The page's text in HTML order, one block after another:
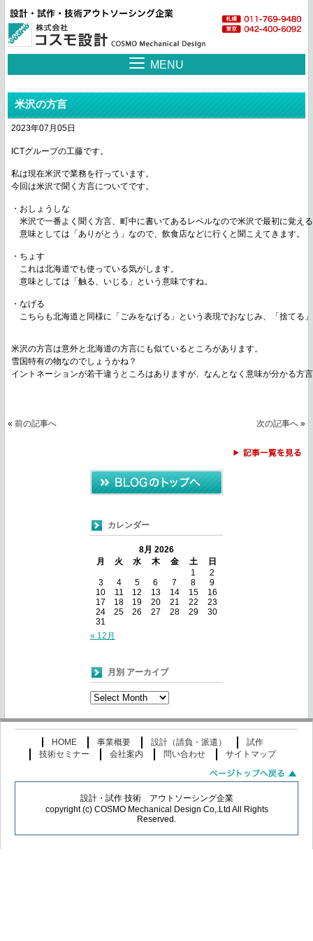
MENU
米沢の方言
2023年07月05日
ICTグループの工藤です。
私は現在米沢で業務を行っています。
今回は米沢で聞く方言についてです。
・おしょうしな
米沢で一番よく聞く方言、町中に書いてあるレベルなので米沢で最初に覚え
意味としては「ありがとう」なので、飲食店などに行くと聞こえてきます。
・ちょす
これは北海道でも使っている気がします。
意味としては「触る、いじる」という意味ですね。
・なげる
こちらも北海道と同様に「ごみをなげる」という表現でおなじみ、「捨てる
米沢の方言は意外と北海道の方言にも似ているところがあります。
雪国特有の物なのでしょうかね？
イントネーションが若干違うところはありますが、なんとなく意味が分かる方
«前の記事へ 次の記事へ»
カレンダー
8月 2026
月
火 水 木 金 土
日
1
2
3
4 5 6 7 8
9
10
11 12 13 14 15
16
17
18 19 20 21 22
23
24
25 26 27 28 29
30
31
« 12月
月別 アーカイブ
月
別
ア
ー
カ
HOME 事業概要 設計（請負・派遣）
試作
技術セミナー
会社案内 問い合わせ サイトマップ
設計・試作 技術 アウトソーシング企業
copyright (c) COSMO Mechanical Design Co,.Ltd All Rights
Reserved.